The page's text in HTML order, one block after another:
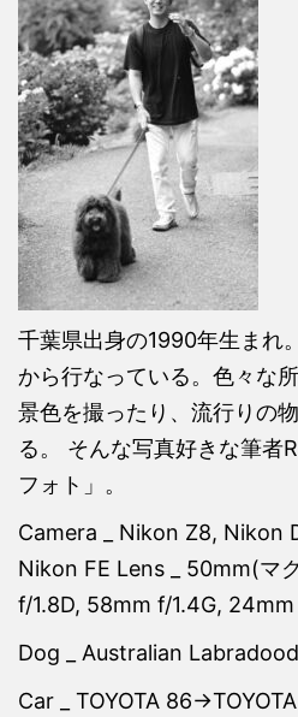
千葉県出身の1990年生まれ
から行なっている。色々な
景色を撮ったり、流行りの
る。 そんな写真好きな筆者
フォト」。
Camera _ Nikon Z8, Nikon
Nikon FE Lens _ 50mm(マ
f/1.8D, 58mm f/1.4G,
Dog _ Australian
Car _ TOYOTA